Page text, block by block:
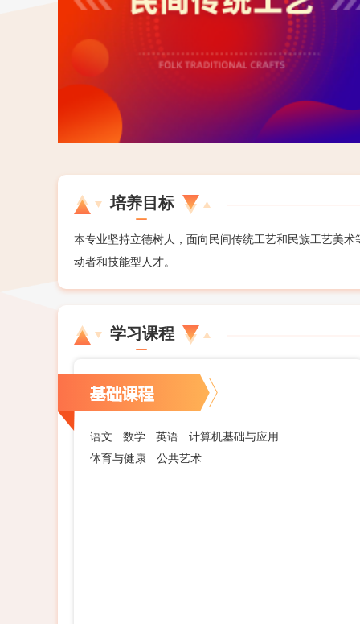
培养目标
本专业坚持立德树人，面向民间传统工艺和民族工艺美
动者和技能型人才。
学习课程
语文 数学 英语
计算机基础与应用
体育与健康
公共艺术